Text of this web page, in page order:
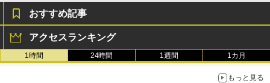
おすすめ記事
アクセスランキング
1時間 24時間 1週間 1カ月
もっと見る